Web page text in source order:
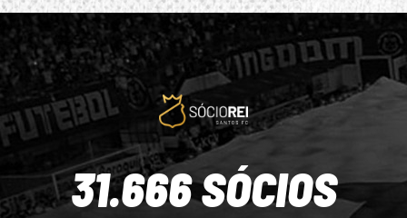
31.666 SÓCIOS